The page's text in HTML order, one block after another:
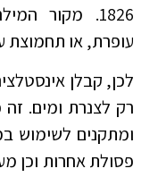
1826. מקור
עופרת, או תחמוצת
לכן, קבלן
רק לצנרת ומים. זה
ומתקנים לשימוש
פסולת אחרות וכן